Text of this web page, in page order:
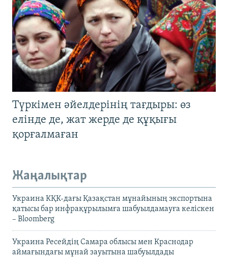
Түркімен әйелдерінің тағдыры: өз
елінде де, жат жерде де құқығы
қорғалмаған
Жаңалықтар
Украина КҚК-дағы Қазақстан мұнайының экспортына
қатысы бар инфрақұрылымға шабуылдамауға келіскен
– Bloomberg
Украина Ресейдің Самара облысы мен Краснодар
аймағындағы мұнай зауытына шабуылдады